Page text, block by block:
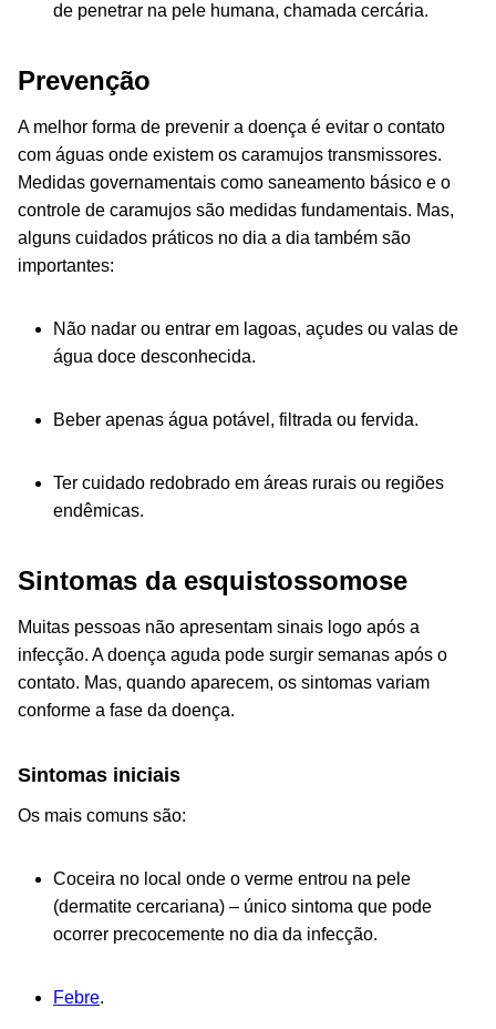
de penetrar na pele humana, chamada cercária.
Prevenção
A melhor forma de prevenir a doença é evitar o contato
com águas onde existem os caramujos transmissores.
Medidas governamentais como saneamento básico e o
controle de caramujos são medidas fundamentais. Mas,
alguns cuidados práticos no dia a dia também são
importantes:
Não nadar ou entrar em lagoas, açudes ou valas de
água doce desconhecida.
Beber apenas água potável, filtrada ou fervida.
Ter cuidado redobrado em áreas rurais ou regiões
endêmicas.
Sintomas da esquistossomose
Muitas pessoas não apresentam sinais logo após a
infecção. A doença aguda pode surgir semanas após o
contato. Mas, quando aparecem, os sintomas variam
conforme a fase da doença.
Sintomas iniciais
Os mais comuns são:
Coceira no local onde o verme entrou na pele
(dermatite cercariana) – único sintoma que pode
ocorrer precocemente no dia da infecção.
Febre.